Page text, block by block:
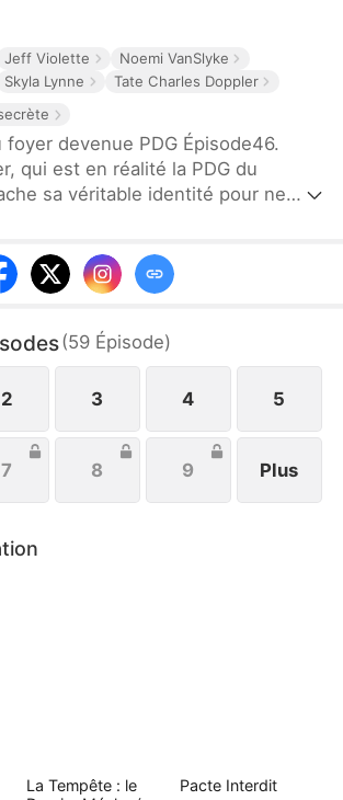
Jeff Violette
Noemi VanSlyke
Skyla Lynne
Tate Charles Doppler
devenue PDG Épisode46.
qui est en réalité la PDG du
sa véritable identité pour ne
révèle qui elle est vraiment lors
gala. Elle met fin au partenariat
femme forte et indépendante.
(59 Épisode)
2 3 4 5
7 8 9 Plus
La Tempête : le
Pacte Interdit